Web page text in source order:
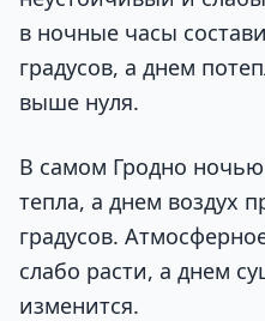
в ночные часы
градусов, а днем
выше нуля.
В самом Гродно ночью
тепла, а днем воздух
градусов.
слабо расти, а днем
изменится.